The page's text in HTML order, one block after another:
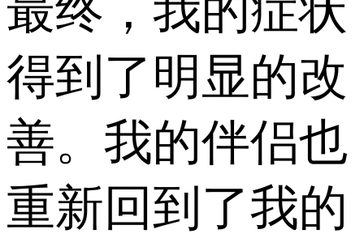
最终，我的症状
得到了明显的改
善。我的伴侣也
重新回到了我的